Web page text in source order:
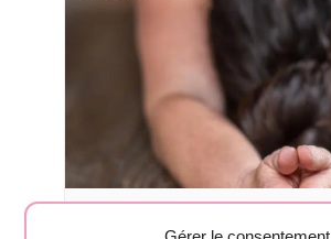
Clases de yoga en Hermigua 🧘‍♂️